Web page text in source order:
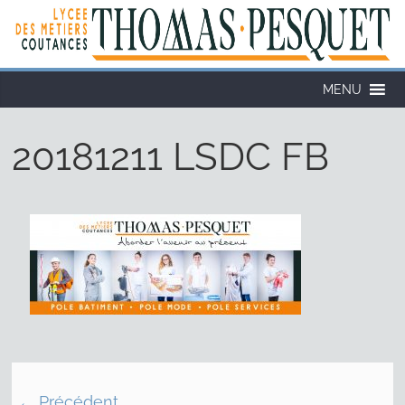
MENU
20181211 LSDC FB